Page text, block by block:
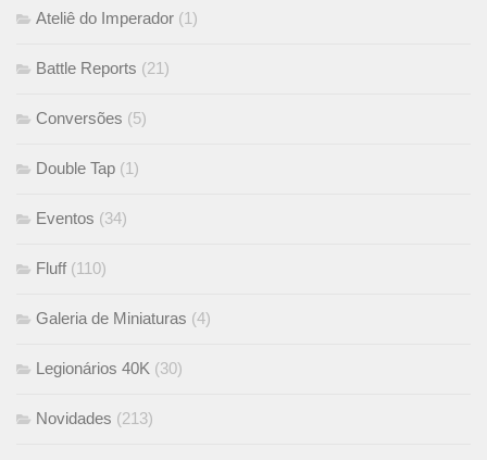
Ateliê do Imperador (1)
Battle Reports (21)
Conversões (5)
Double Tap (1)
Eventos (34)
Fluff (110)
Galeria de Miniaturas (4)
Legionários 40K (30)
Novidades (213)